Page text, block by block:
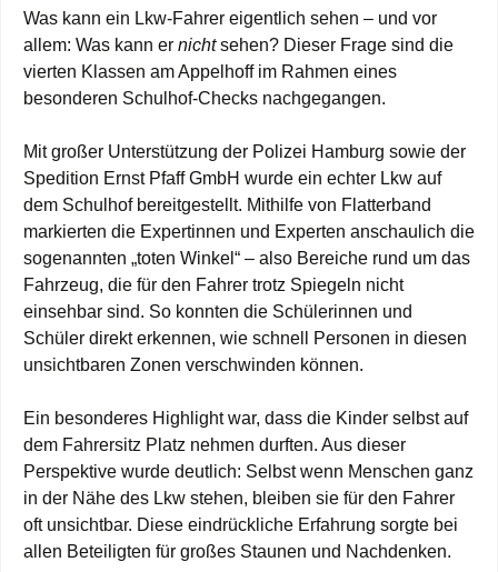
Was kann ein Lkw-Fahrer eigentlich sehen – und vor
allem: Was kann er nichtsehen? Dieser Frage sind die
vierten Klassen am Appelhoff im Rahmen eines
besonderen Schulhof-Checks nachgegangen.
Mit großer Unterstützung der Polizei Hamburg sowie der
Spedition Ernst Pfaff GmbH wurde ein echter Lkw auf
dem Schulhof bereitgestellt. Mithilfe von Flatterband
markierten die Expertinnen und Experten anschaulich die
sogenannten „toten Winkel“ – also Bereiche rund um das
Fahrzeug, die für den Fahrer trotz Spiegeln nicht
einsehbar sind. So konnten die Schülerinnen und
Schüler direkt erkennen, wie schnell Personen in diesen
unsichtbaren Zonen verschwinden können.
Ein besonderes Highlight war, dass die Kinder selbst auf
dem Fahrersitz Platz nehmen durften. Aus dieser
Perspektive wurde deutlich: Selbst wenn Menschen ganz
in der Nähe des Lkw stehen, bleiben sie für den Fahrer
oft unsichtbar. Diese eindrückliche Erfahrung sorgte bei
allen Beteiligten für großes Staunen und Nachdenken.